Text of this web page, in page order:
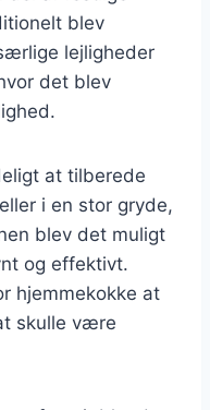
blev
lejligheder
det blev
at tilberede
i en stor gryde,
blev det muligt
og effektivt.
hjemmekokke at
skulle være